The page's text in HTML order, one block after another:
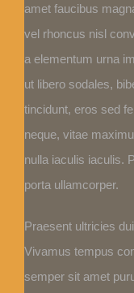
amet faucibus
vel rhoncus nisl
a elementum urna
ut libero sodales,
tincidunt, eros sed
neque, vitae
nulla iaculis iaculis.
porta ullamcorper.
Praesent ultricies
Vivamus tempus
semper sit amet